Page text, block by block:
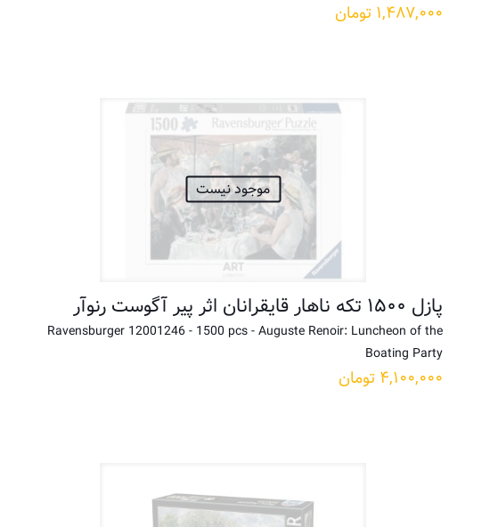
۱,۴۸۷,۰۰۰ تومان
موجود نیست
پازل ۱۵۰۰ تکه ناهار قایقرانان اثر پیر آگوست رنوآر
Ravensburger 12001246 - 1500 pcs - Auguste Renoir: Luncheon of the
Boating Party
۴,۱۰۰,۰۰۰ تومان